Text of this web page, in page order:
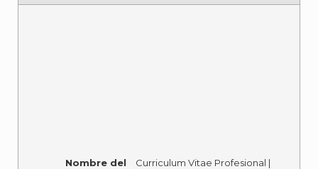
Nombre del
Curriculum Vitae Profesional |